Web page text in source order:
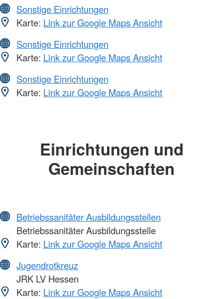
Sonstige Einrichtungen
Karte: Link zur Google Maps Ansicht
Sonstige Einrichtungen
Karte: Link zur Google Maps Ansicht
Sonstige Einrichtungen
Karte: Link zur Google Maps Ansicht
Einrichtungen und
Gemeinschaften
Betriebssanitäter Ausbildungsstellen
Betriebssanitäter Ausbildungsstelle
Karte: Link zur Google Maps Ansicht
Jugendrotkreuz
JRK LV Hessen
Karte: Link zur Google Maps Ansicht